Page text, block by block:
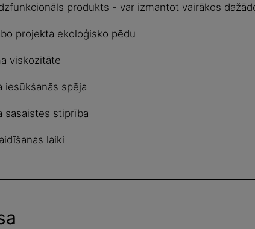
produkts - var izmantot vairākos
projekta ekoloģisko pēdu
viskozitāte
iesūkšanās spēja
sasaistes stiprība
laiki